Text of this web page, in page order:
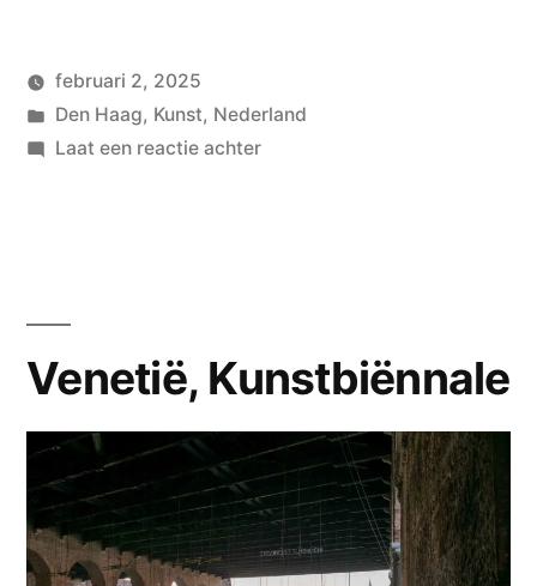
Geplaatst
door
wouterpinkhof
februari 2, 2025
Geplaatst
in
Den Haag, Kunst, Nederland
Laat een reactie achterop
Venetië, Kunstbiënnale